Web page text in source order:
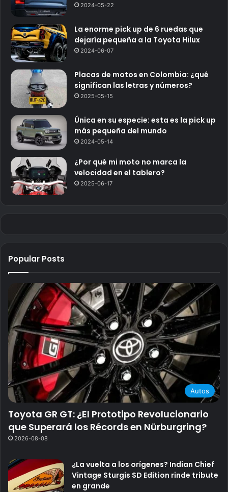
2024-05-22
La enorme pick up de 6 ruedas que
dejaría pequeña a la Toyota Hilux
2024-06-07
Placas de motos en Colombia: ¿qué
significan las letras y números?
2025-05-15
Única en su especie: esta es la pick up
más pequeña del mundo
2024-05-14
¿Por qué mi moto no marca la
velocidad en el tablero?
2025-06-17
Popular Posts
Autos
Toyota GR GT: ¿El Prototipo Revolucionario
que Superará los Récords en Nürburgring?
2026-08-08
¿La vuelta a los orígenes? Indian Chief
Vintage Sturgis SD Edition rinde tribute
en grande